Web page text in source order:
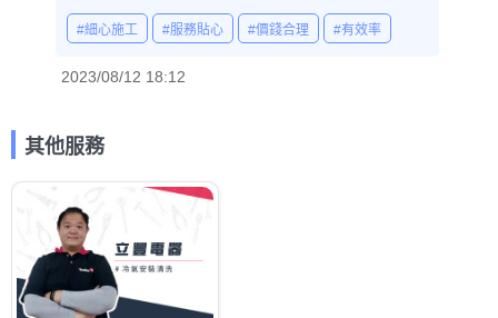
#細心施工 #服務貼心 #價錢合理 #有效率
2023/08/12 18:12
其他服務